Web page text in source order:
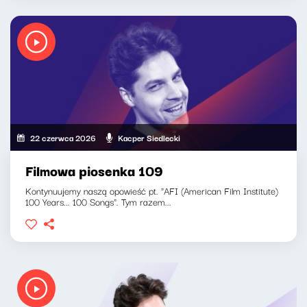
22 czerwca 2026 Kacper Siedlecki
Filmowa piosenka 109
Kontynuujemy naszą opowieść pt. "AFI (American Film Institute)
100 Years... 100 Songs". Tym razem...